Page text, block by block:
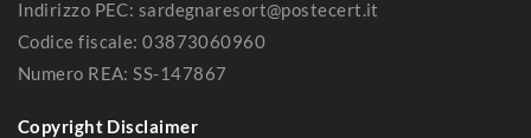
Indirizzo PEC: sardegnaresort@postecert.it
Codice fiscale: 03873060960
Numero REA: SS-147867
Copyright Disclaimer